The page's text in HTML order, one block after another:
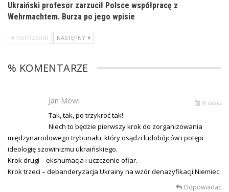
Ukraiński profesor zarzucił Polsce współpracę z
Wehrmachtem. Burza po jego wpisie
POPRZEDNI NASTĘPNY
% KOMENTARZE
Jan Mówi % temu
Tak, tak, po trzykroć tak!
Niech to będzie pierwszy krok do zorganizowania
międzynarodowego trybunału, który osądzi ludobójców i potępi
ideologię szowinizmu ukraińskiego.
Krok drugi – ekshumacja i uczczenie ofiar.
Krok trzeci – debanderyzacja Ukrainy na wzór denazyfikacji Niemiec.
Odpowiadać